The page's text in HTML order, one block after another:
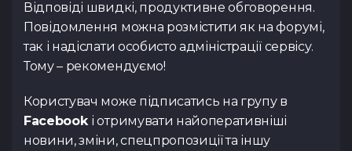
Відповіді швидкі, продуктивне обговорення.
Повідомлення можна розмістити як на форумі,
так і надіслати особисто адміністрації сервісу.
Тому – рекомендуємо!
Користувач може підписатись на групу в
Facebook і отримувати найоперативніші
новини, зміни, спецпропозиції та іншу